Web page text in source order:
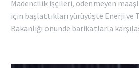
Madencilik işçileri, ödenmeyen
için başlattıkları yürüyüşte Enerji ve
Bakanlığı önünde barikatlarla